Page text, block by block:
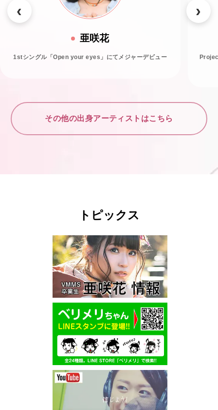
亜咲花
1stシングル「Open your eyes」にてメジャーデビュー
その他の出身アーティストはこちら
トピックス